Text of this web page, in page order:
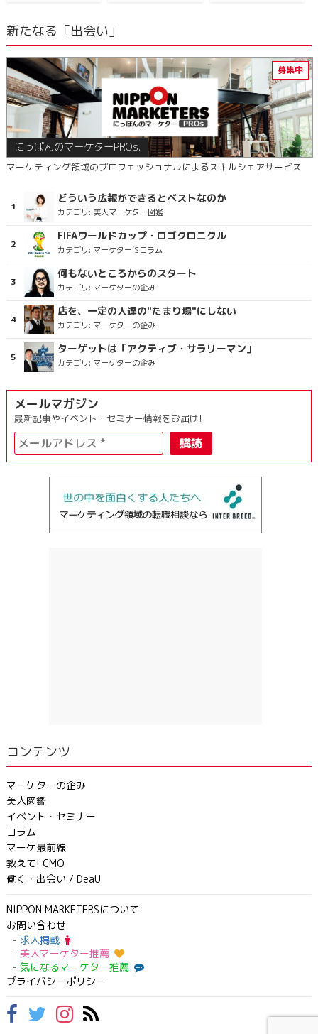
新たなる「出会い」
にっぽんのマーケターPROs.
マーケティング領域のプロフェッショナルによるスキルシェアサービス
どういう広報ができるとベストなのか
カテゴリ: 美人マーケター図鑑
FIFAワールドカップ・ロゴクロニクル
カテゴリ: マーケター’Sコラム
何もないところからのスタート
カテゴリ: マーケターの企み
店を、一定の人達の"たまり場"にしない
カテゴリ: マーケターの企み
ターゲットは「アクティブ・サラリーマン」
カテゴリ: マーケターの企み
メールマガジン
最新記事やイベント・セミナー情報をお届け!
コンテンツ
マーケターの企み
美人図鑑
イベント・セミナー
コラム
マーケ最前線
教えて! CMO
働く・出会い / DeaU
NIPPON MARKETERSについて
お問い合わせ
求人掲載
美人マーケター推薦
気になるマーケター推薦
プライバシーポリシー